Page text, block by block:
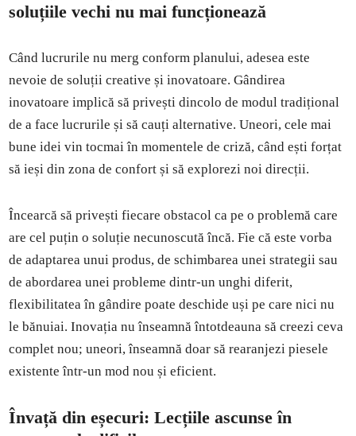
soluțiile vechi nu mai funcționează
Când lucrurile nu merg conform planului, adesea este
nevoie de soluții creative și inovatoare. Gândirea
inovatoare implică să privești dincolo de modul tradițional
de a face lucrurile și să cauți alternative. Uneori, cele mai
bune idei vin tocmai în momentele de criză, când ești forțat
să ieși din zona de confort și să explorezi noi direcții.
Încearcă să privești fiecare obstacol ca pe o problemă care
are cel puțin o soluție necunoscută încă. Fie că este vorba
de adaptarea unui produs, de schimbarea unei strategii sau
de abordarea unei probleme dintr-un unghi diferit,
flexibilitatea în gândire poate deschide uși pe care nici nu
le bănuiai. Inovația nu înseamnă întotdeauna să creezi ceva
complet nou; uneori, înseamnă doar să rearanjezi piesele
existente într-un mod nou și eficient.
Învață din eșecuri: Lecțiile ascunse în